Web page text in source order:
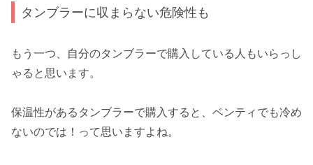
タンブラーに収まらない危険性も
もう一つ、自分のタンブラーで購入している人もいらっし
ゃると思います。
保温性があるタンブラーで購入すると、ベンティでも冷め
ないのでは！って思いますよね。